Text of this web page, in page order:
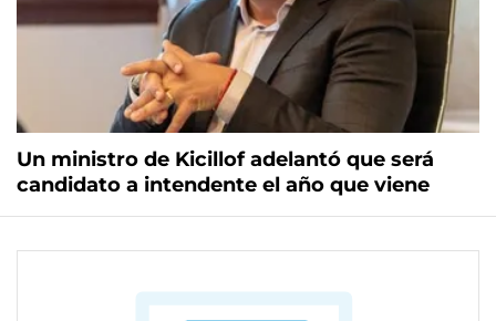
Un ministro de Kicillof adelantó que será
candidato a intendente el año que viene